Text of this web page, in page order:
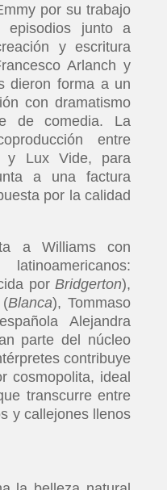
por su trabajo
episodios junto a
y escritura
Arlanch y
dieron forma a un
con dramatismo
de comedia. La
entre
y Lux Vide, para
a una factura
por la calidad
a Williams con
por Bridgerton),
(Blanca), Tommaso
Alejandra
parte del núcleo
contribuye
cosmopolita, ideal
transcurre entre
y callejones llenos